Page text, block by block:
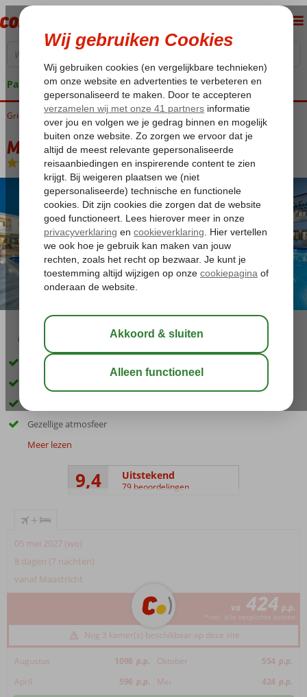
Pakketgarantie
Home
Griekenland Kreta Rethymnon Mary & Mary Royal
Mary & Mary Royal
Logies-Hotel
03:30
Centraal gelegen, na bij het strand
Studio's en appartementen met keuken
Gezellige atmosfeer
Meer lezen
9,4 Uitstekend
79 beoordelingen
+
05 mei 2027 (wo)
8 dagen (7 nachten)
vanaf Maastricht
va 424 p.p.
*incl. alle verplichte kosten
Nog 3 kamer(s) beschikbaar op deze site
Augustus 1098 p.p. Oktober 554 p.p.
April
596 p.p. Mei 424 p.p.